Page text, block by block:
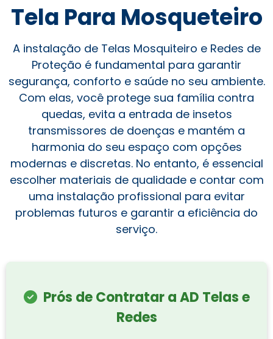
Tela Para Mosqueteiro
A instalação de Telas Mosquiteiro e Redes de
Proteção é fundamental para garantir
segurança, conforto e saúde no seu ambiente.
Com elas, você protege sua família contra
quedas, evita a entrada de insetos
transmissores de doenças e mantém a
harmonia do seu espaço com opções
modernas e discretas. No entanto, é essencial
escolher materiais de qualidade e contar com
uma instalação profissional para evitar
problemas futuros e garantir a eficiência do
serviço.
Prós de Contratar a AD Telas e
Redes